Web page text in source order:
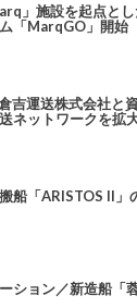
」施設を起点とし
「MarqGO」開始
吉運送株式会社と
ネットワークを拡
船「ARISTOS II」
ション／新造船「